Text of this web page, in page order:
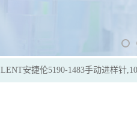
安捷伦5190-1483手动进样针